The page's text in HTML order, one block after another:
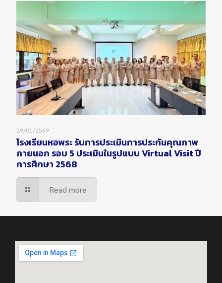
29/01/2569
โรงเรียนหอพระ รับการประเมินการประกันคุณภาพ
ภายนอก รอบ 5 ประเมินในรูปแบบ Virtual Visit ปี
การศึกษา 2568
Read more